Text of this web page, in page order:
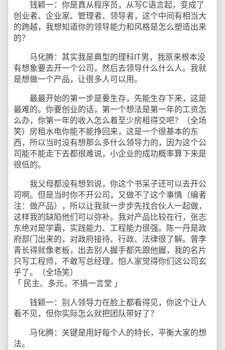
钱颖一：你是真从程序员，从写C语言起，变成了
创业者、企业家、管理者、领导者，这个中间有相当大
的跨越，我想知道你的领导能力和风格是怎么塑造出来
的？
马化腾：其实我是典型的理科IT男，我原来根本没
有想象要去开一个公司，然后去领导什么什么人。我就
是想做一个产品，让很多人可以用。
最最开始的第一步是要生存，先能生存下来，这是
最难的。你要创业的话，第一个想法是第一年的工资怎
么办，你第一年的收入怎么着至少房租得交吧？（全场
笑）房租水电你能不能挣回来，这是一个很基本的东
西，所以当时没有想那么多什么领导力的，因为这个公
司能不能走下去都很难说，小企业的成功概率算下来是
很低的。
我父母都没有想到说，你这个书呆子还可以去开公
司啊。但是当时你不开公司，又做不了这个事情（编者
注：做产品），所以让我就一步步先找合伙人一起做，
这样我的缺陷他们可以弥补。我对产品比较在行，张志
东绝对是学霸，实践能力、工程能力很强。陈一丹是政
府部门出来的，对政府接待、行政、法律很了解。曾李
青长得就像老板，出去别人握手都先跟他握，我的名片
只写工程师，不敢写总经理，怕人家觉得你们这公司玄
乎了。（全场笑）
「 民主、多元，不搞一言堂 」
钱颖一：别人领导力在脸上都看得见，你这个让人
看不见，但你实际怎么就把团队带好了？
马化腾：关键是用好每个人的特长，平衡大家的想
法。